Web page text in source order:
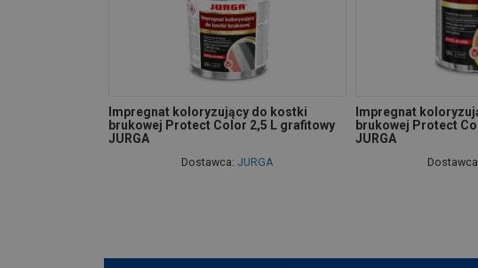
Impregnat koloryzujący do kostki
brukowej Protect Color 2,5 L grafitowy
JURGA
Dostawca: JURGA
Impregnat
brukowej Protect
JURGA